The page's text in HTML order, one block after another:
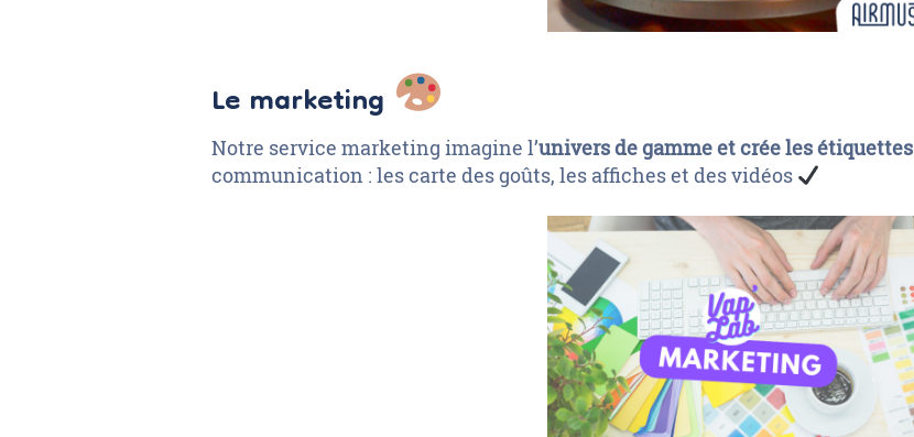
Le marketing
Notre service marketing imagine l’univers de gamme et crée les étiquettes
communication : les carte des goûts, les affiches et des vidéos